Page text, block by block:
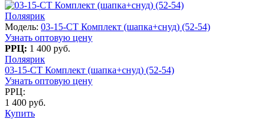
Поляярик
Модель: 03-15-CT Комплект (шапка+снуд) (52-54)
Узнать оптовую цену
РРЦ: 1 400 руб.
Поляярик
03-15-CT Комплект (шапка+снуд) (52-54)
Узнать оптовую цену
РРЦ:
1 400 руб.
Купить